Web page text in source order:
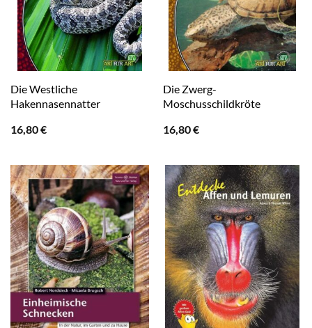
Die Westliche
Hakennasennatter
16,80€
Die Zwerg-
Moschusschildkröte
16,80€